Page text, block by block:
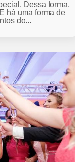
Dessa forma,
há uma forma de
do...